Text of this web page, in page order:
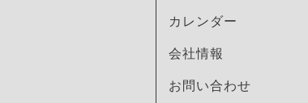
カレンダー
会社情報
お問い合わせ